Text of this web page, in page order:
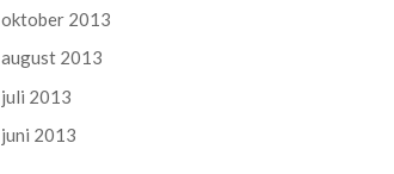
oktober 2013
august 2013
juli 2013
juni 2013